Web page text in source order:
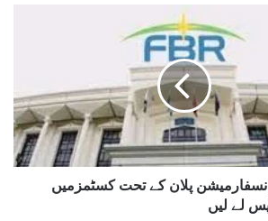
پلان کے تحت کسٹمزمیں
لے لیں